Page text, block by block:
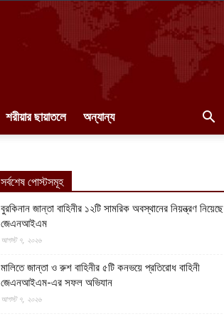
শরীয়ার ছায়াতলে অন্যান্য
সর্বশেষ পোস্টসমূহ
বুরকিনান জান্তা বাহিনীর ১২টি সামরিক অবস্থানের নিয়ন্ত্রণ নিয়েছে
জেএনআইএম
আগস্ট ৭, ২০২৬
মালিতে জান্তা ও রুশ বাহিনীর ৫টি কনভয়ে প্রতিরোধ বাহিনী
জেএনআইএম-এর সফল অভিযান
আগস্ট ৭, ২০২৬